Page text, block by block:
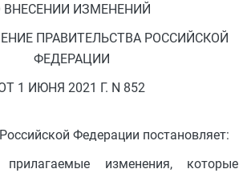
ВНЕСЕНИИ ИЗМЕНЕНИЙ
ПРАВИТЕЛЬСТВА РОССИЙСКОЙ
ФЕДЕРАЦИИ
1 ИЮНЯ 2021 Г. N 852
Федерации постановляет:
изменения, которые